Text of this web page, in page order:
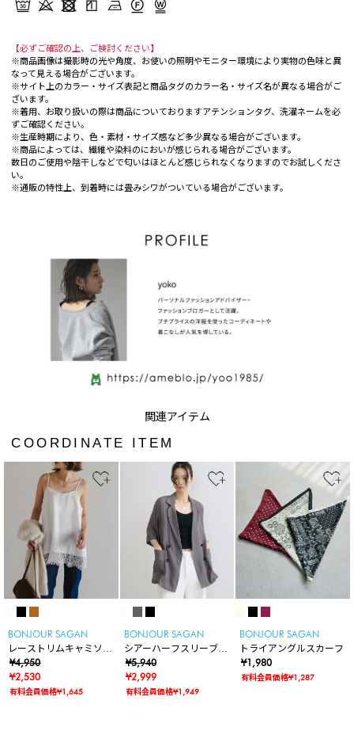
【必ずご確認の上、ご検討ください】
※商品画像は撮影時の光や角度、お使いの照明やモニター環境により実物の色味と異
なって見える場合がございます。
※サイト上のカラー・サイズ表記と商品タグのカラー名・サイズ名が異なる場合がご
ざいます。
※着用、お取り扱いの際は商品についておりますアテンションタグ、洗濯ネームを必
ずご確認ください。
※生産時期により、色・素材・サイズ感など多少異なる場合がございます。
※商品によっては、繊維や染料のにおいが感じられる場合がございます。
数日のご使用や陰干しなどで匂いはほとんど感じられなくなりますのでお試しくださ
い。
※通販の特性上、到着時には畳みシワがついている場合がございます。
COORDINATE ITEM
BONJOUR SAGAN
レーストリムキャミソー
ル
¥4,950
¥2,530
有料会員価格¥1,645
BONJOUR SAGAN
シアーハーフスリーブテ
ーラージャケット
¥5,940
¥2,999
有料会員価格¥1,949
BONJOUR SAGAN
トライアングルスカーフ
¥1,980
有料会員価格¥1,287